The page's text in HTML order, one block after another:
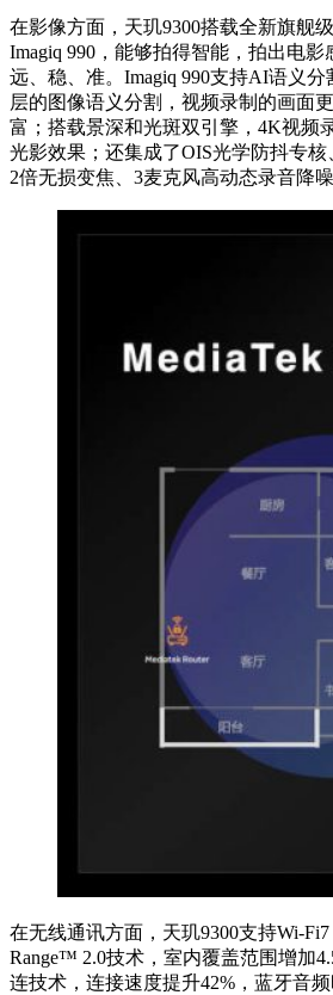
在影像方面，天玑9300搭载全新旗舰
Imagiq 990，能够拍得智能，拍出电
远、稳、准。Imagiq 990支持AI语义
层的图像语义分割，视频录制的画面
富；搭载景深和光斑双引擎，4K视频
光影效果；还集成了OIS光学防抖专
2倍无损变焦、3麦克风高动态录音降噪
在无线通讯方面，天玑9300支持Wi-Fi7
Range™ 2.0技术，室内覆盖范围增加
连技术，连接速度提升42%，蓝牙音